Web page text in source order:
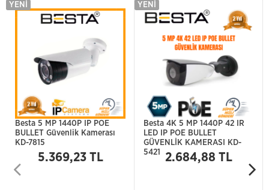
Besta 5 MP 1440P IP POE
BULLET Güvenlik Kamerası
KD-7815
5.369,23 TL
YENI
Besta 4K 5 MP 1440P 42 IR
LED IP POE BULLET
GÜVENLİK KAMERASI KD-
5421
2.684,88 TL
YENI